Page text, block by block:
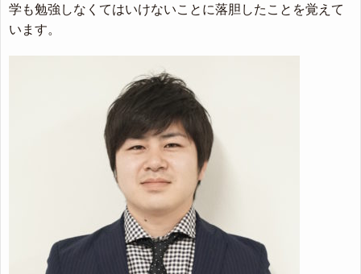
学も勉強しなくてはいけないことに落胆したことを覚えて
います。